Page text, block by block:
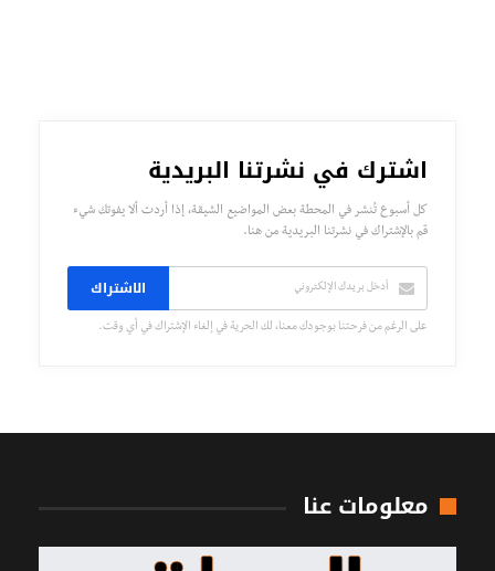
اشترك في نشرتنا البريدية
كل أسبوع تُنشر في المحطة بعض المواضيع الشيقة، إذا أردت ألا يفوتك شيء
قم بالإشتراك في نشرتنا البريدية من هنا.
الاشتراك
على الرغم من فرحتنا بوجودك معنا، لك الحرية في إلغاء الإشتراك في أي وقت.
معلومات عنا